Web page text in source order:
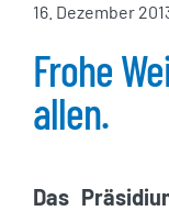
16. Dezember
Frohe
allen.
Das